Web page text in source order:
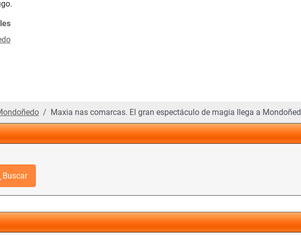
y vídeos del espectáculo
Maxia nas comarcas. El gran espectáculo de magia llega a
Buscar